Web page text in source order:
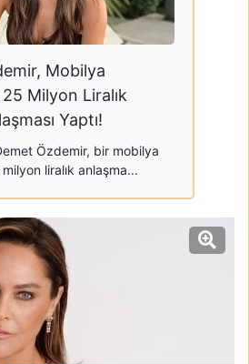
Mobilya
Milyon Liralık
Yaptı!
Özdemir, bir mobilya
liralık anlaşma...